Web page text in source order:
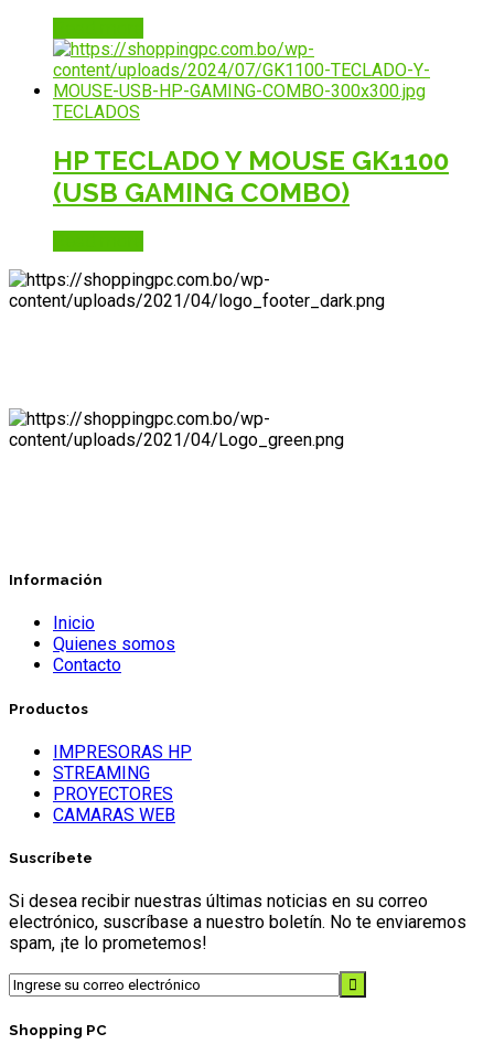
TECLADOS
HP TECLADO Y MOUSE GK1100
(USB GAMING COMBO)
Información
Inicio
Quienes somos
Contacto
Productos
IMPRESORAS HP
STREAMING
PROYECTORES
CAMARAS WEB
Suscríbete
Si desea recibir nuestras últimas noticias en su correo
electrónico, suscríbase a nuestro boletín. No te enviaremos
spam, ¡te lo prometemos!
Shopping PC